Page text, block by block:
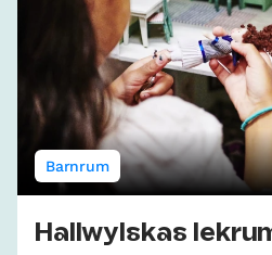
Barnrum
Hallwylskas